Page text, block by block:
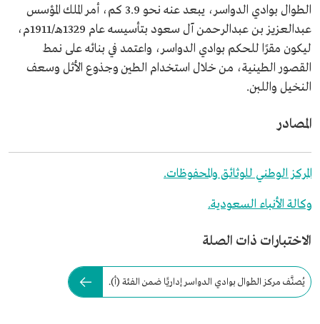
الطوال بوادي الدواسر، يبعد عنه نحو 3.9 كم، أمر الملك المؤسس
عبدالعزيز بن عبدالرحمن آل سعود بتأسيسه عام 1329هـ/1911م،
ليكون مقرًا للحكم بوادي الدواسر، واعتمد في بنائه على نمط
القصور الطينية، من خلال استخدام الطين وجذوع الأثل وسعف
النخيل واللبن.
المصادر
المركز الوطني للوثائق والمحفوظات.
وكالة الأنباء السعودية.
الاختبارات ذات الصلة
يُصنَّف مركز الطوال بوادي الدواسر إداريًَا ضمن الفئة (أ).